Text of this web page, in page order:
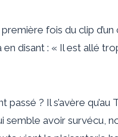
fois du clip
disant : « Il est allé
passé ? Il s’avère
avoir survécu,